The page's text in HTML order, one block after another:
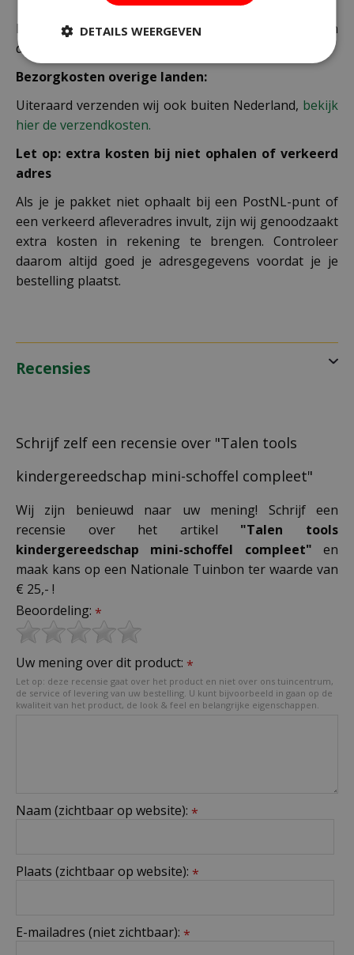
De juiste verzendkosten worden in de laatste stap van
de winkelwagen berekend.
Bezorgkosten overige landen:
Uiteraard verzenden wij ook buiten Nederland, bekijk
hier de verzendkosten.
Let op: extra kosten bij niet ophalen of verkeerd
adres
Als je je pakket niet ophaalt bij een PostNL-punt of
een verkeerd afleveradres invult, zijn wij genoodzaakt
extra kosten in rekening te brengen. Controleer
daarom altijd goed je adresgegevens voordat je je
bestelling plaatst.
Recensies
Schrijf zelf een recensie over "Talen tools
kindergereedschap mini-schoffel compleet"
Wij zijn benieuwd naar uw mening! Schrijf een
recensie over het artikel "Talen tools
kindergereedschap mini-schoffel compleet" en
maak kans op een Nationale Tuinbon ter waarde van
€ 25,- !
Beoordeling: *
Uw mening over dit product: *
Let op: deze recensie gaat over het product en niet over ons tuincentrum,
de service of levering van uw bestelling. U kunt bijvoorbeeld in gaan op de
kwaliteit van het product, de look & feel en belangrijke eigenschappen.
Naam (zichtbaar op website): *
Plaats (zichtbaar op website): *
E-mailadres (niet zichtbaar): *
DETAILS WEERGEVEN